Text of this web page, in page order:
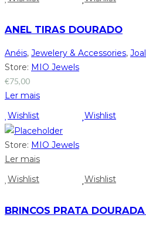
ANEL TIRAS DOURADO
Anéis, Jewelery & Accessories,
Store: MIO Jewels
€75,00
Ler mais
Wishlist
Wishlist
Store: MIO Jewels
Ler mais
Wishlist
Wishlist
BRINCOS PRATA